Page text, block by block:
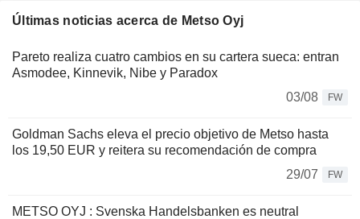
Últimas noticias acerca de Metso Oyj
Pareto realiza cuatro cambios en su cartera sueca: entran
Asmodee, Kinnevik, Nibe y Paradox
03/08
FW
Goldman Sachs eleva el precio objetivo de Metso hasta
los 19,50 EUR y reitera su recomendación de compra
29/07
FW
METSO OYJ : Svenska Handelsbanken es neutral